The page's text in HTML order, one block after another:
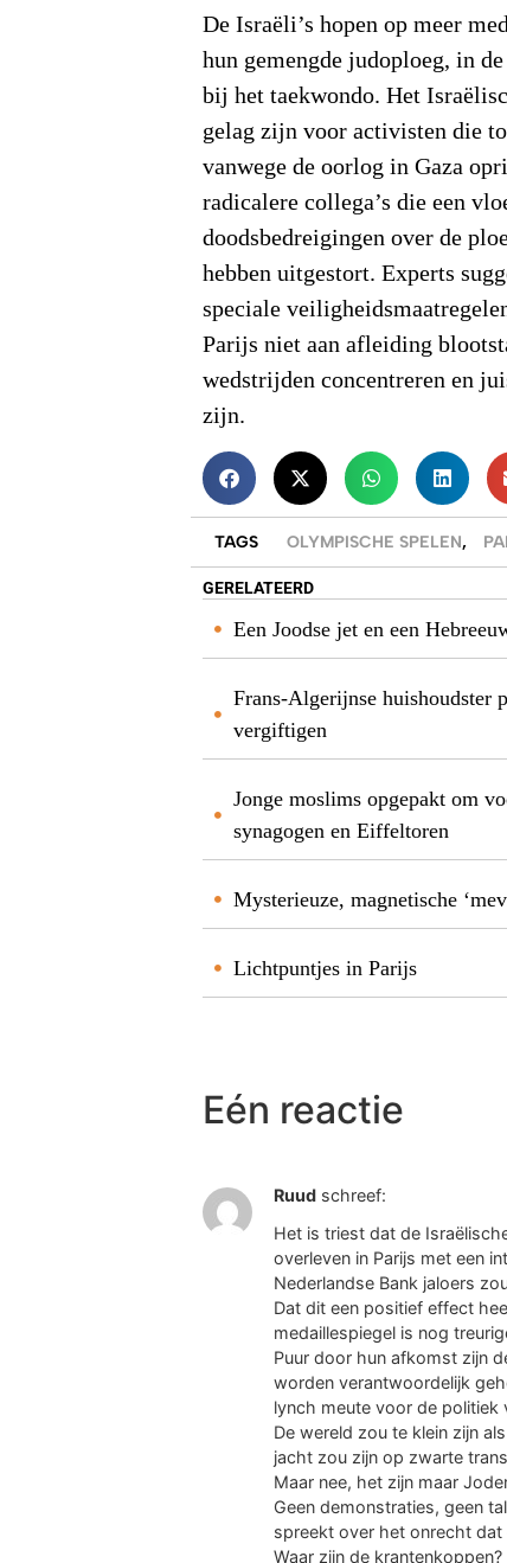
De Israëli’s hopen op meer
hun gemengde judoploeg, in
bij het taekwondo. Het
gelag zijn voor activisten die
vanwege de oorlog in Gaza
radicalere collega’s die een
doodsbedreigingen over de
hebben uitgestort. Experts
speciale
Parijs niet aan afleiding
wedstrijden concentreren en
zijn.
TAGS OLYMPISCHE SPELEN,
GERELATEERD
Een Joodse jet en een
Frans-Algerijnse huishoudster
vergiftigen
Jonge moslims opgepakt om
synagogen en Eiffeltoren
Mysterieuze, magnetische
Lichtpuntjes in Parijs
Eén reactie
Ruud schreef:
Het is triest dat de
overleven in Parijs met een
Nederlandse Bank jaloers
Dat dit een positief effect
medaillespiegel is nog
Puur door hun afkomst zijn
worden verantwoordelijk
lynch meute voor de politiek
De wereld zou te klein zijn
jacht zou zijn op zwarte
Maar nee, het zijn maar
Geen demonstraties, geen
spreekt over het onrecht
Waar zijn de